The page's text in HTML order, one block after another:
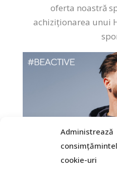
Administrează
cookie-uri
oferta noastră
achiziționarea unui